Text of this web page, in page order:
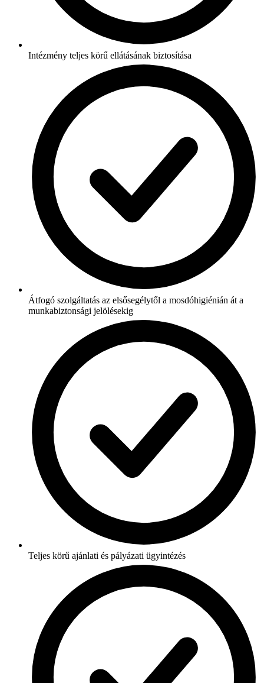
Intézmény teljes körű ellátásának biztosítása
Átfogó szolgáltatás az elsősegélytől a mosdóhigiénián át a
munkabiztonsági jelölésekig
Teljes körű ajánlati és pályázati ügyintézés